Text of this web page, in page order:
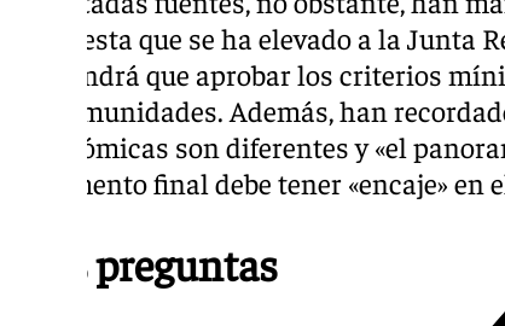
propuesta que se ha elevado a la Junta
que tendrá que aprobar los criterios
las comunidades. Además, han
autonómicas son diferentes y «el
documento final debe tener «encaje» en
20% preguntas